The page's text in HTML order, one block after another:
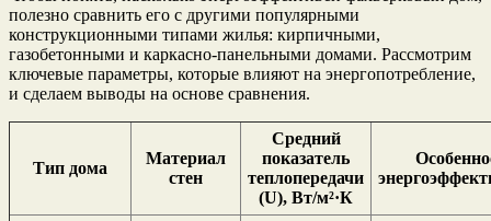
полезно сравнить его с другими популярными
конструкционными типами жилья: кирпичными,
газобетонными и каркасно-панельными домами. Рассмотрим
ключевые параметры, которые влияют на энергопотребление,
и сделаем выводы на основе сравнения.
Тип дома
Материал
стен
Средний
показатель
теплопередачи
(U), Вт/м²·К